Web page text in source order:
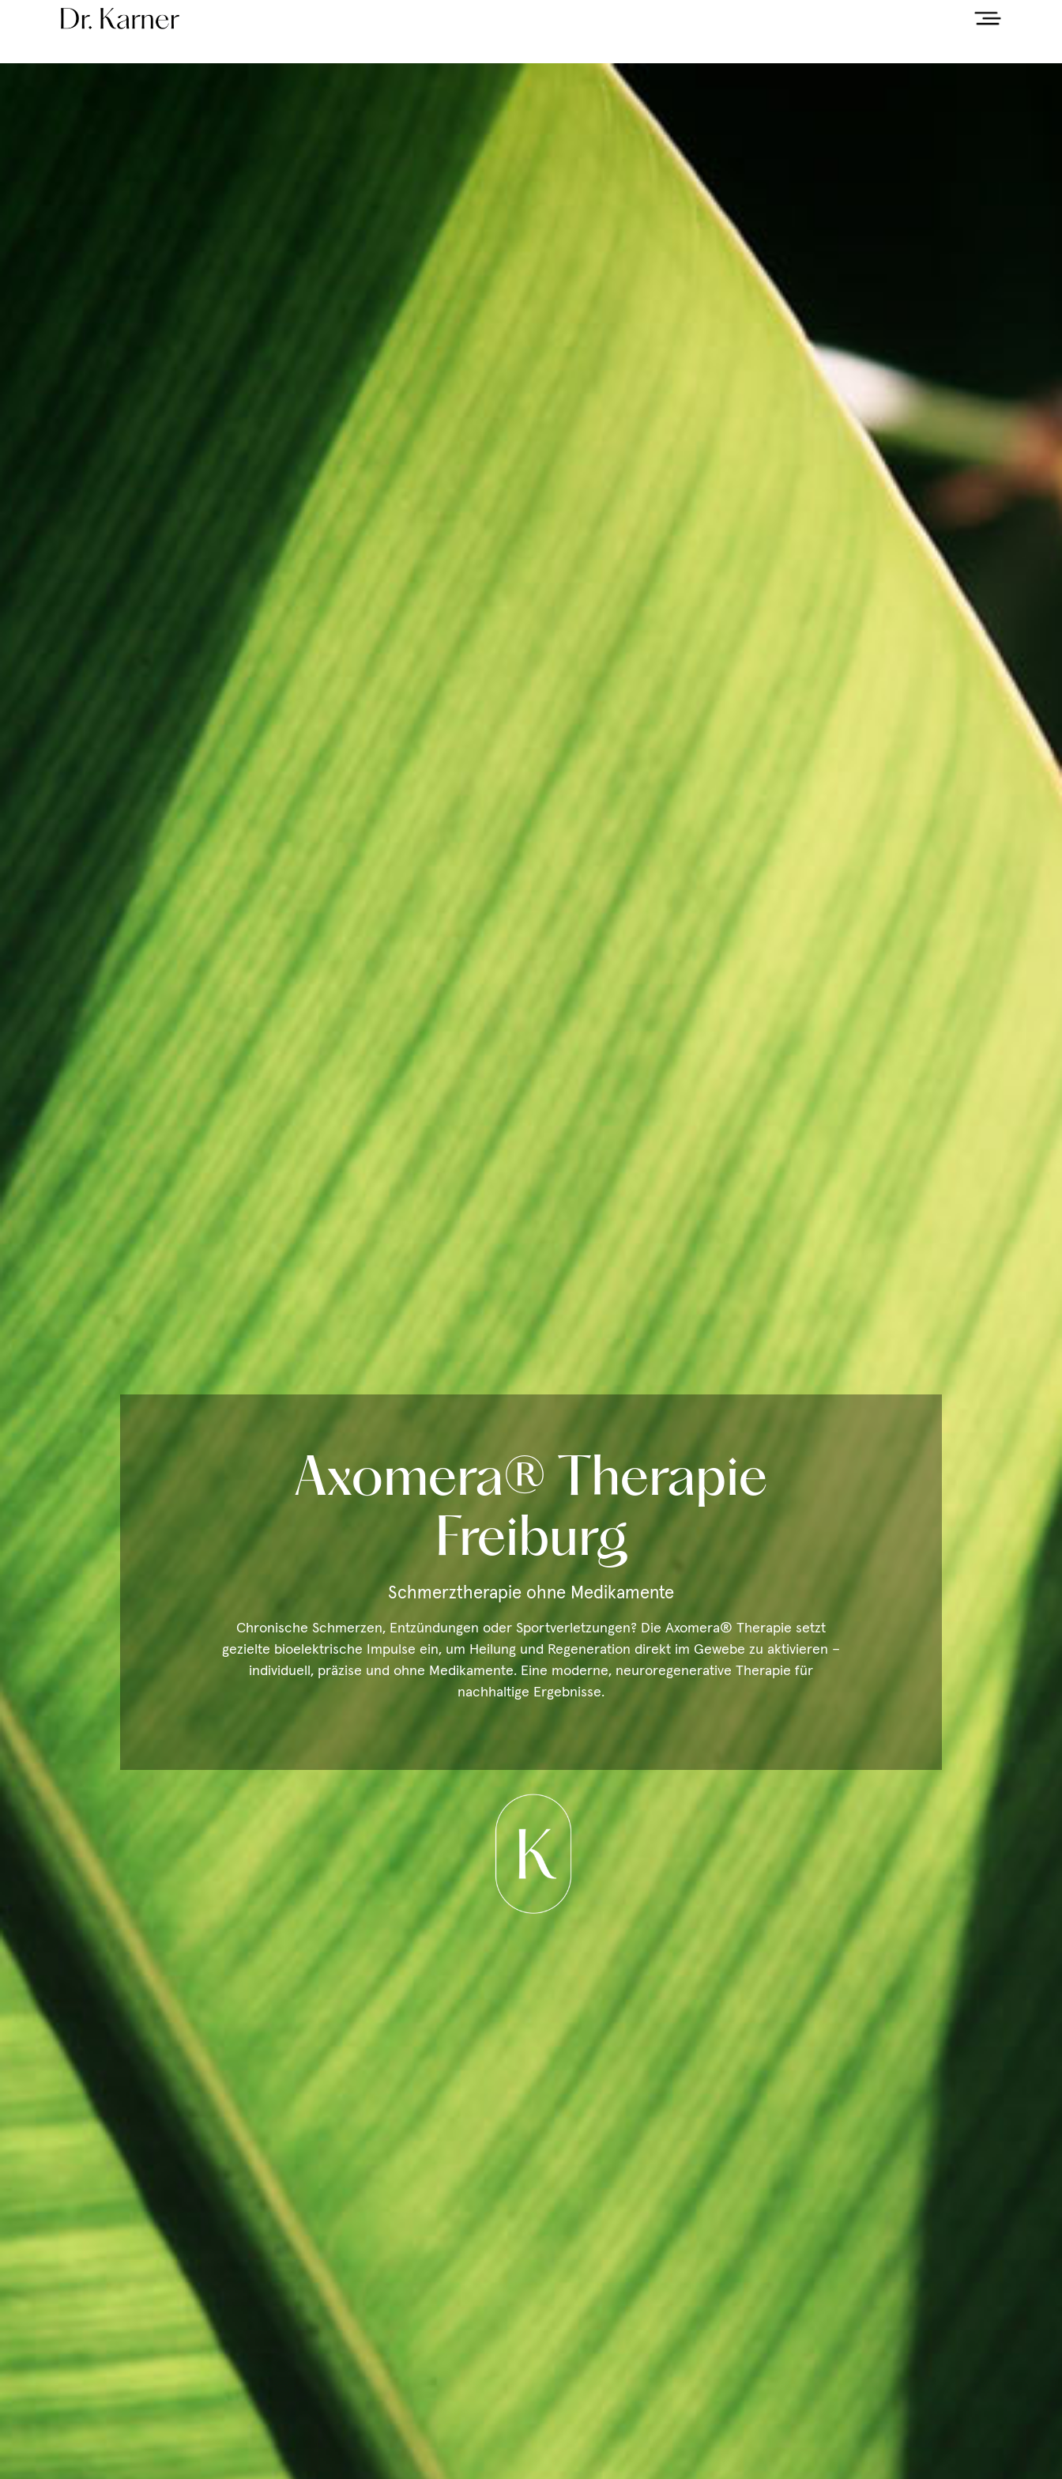
Axomera® Therapie
Freiburg
Schmerztherapie ohne Medikamente
Chronische Schmerzen, Entzündungen oder Sportverletzungen? Die Axomera® Therapie setzt
gezielte bioelektrische Impulse ein, um Heilung und Regeneration direkt im Gewebe zu aktivieren –
individuell, präzise und ohne Medikamente. Eine moderne, neuroregenerative Therapie für
nachhaltige Ergebnisse.